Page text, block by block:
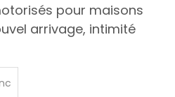
pour maisons
arrivage, intimité